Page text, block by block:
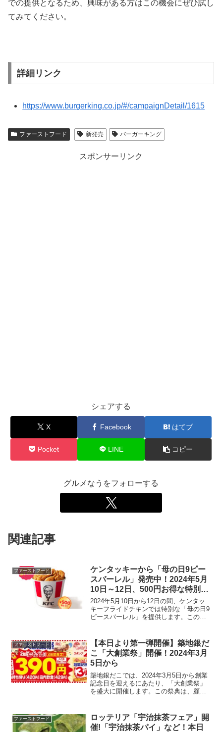
での提供となるため、興味がある方はこの機会にぜひ試し
てみてください。
詳細リンク
https://www.burgerking.co.jp/#/campaignDetail/1615
ファーストフード 新発売 バーガーキング
スポンサーリンク
シェアする
X Facebook はてブ
Pocket LINE コピー
グルメなうをフォローする
関連記事
ファーストフード
ケンタッキーから「母の日9ピー
スバーレル」発売中！2024年5月
10日～12日、500円お得な特別キ
ャンペーン
2024年5月10日から12日の間、ケンタッ
キーフライドチキンでは特別な「母の日9
ピースバーレル」を提供します。この期
格より500円お得な2290円で販売されま
す。こ...
ファーストフード
【本日より第一弾開催】築地銀だ
こ「大創業祭」開催！2024年3月
5日から
築地銀だこでは、2024年3月5日から創業
記念日を迎えるにあたり、「大創業祭」
を盛大に開催します。この祭典は、顧客
タンプカードのポイント倍増など、魅力
的な3つのフェーズ...
ファーストフード
ロッテリア「宇治抹茶フェア」開
催!「宇治抹茶パイ」など！本日